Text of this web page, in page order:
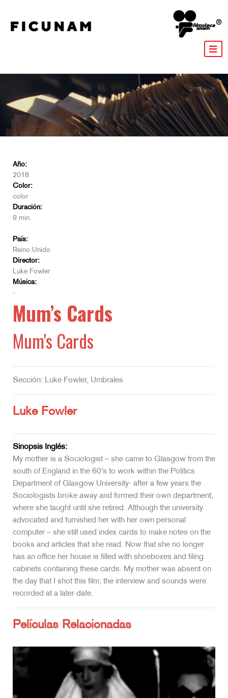
Año:
2018
Color:
color
Duración:
9 min.
País:
Reino Unido
Director:
Luke Fowler
Música:
-
Mum’s Cards
Mum's Cards
Sección: Luke Fowler, Umbrales
Luke Fowler
Sinopsis Inglés:
My mother is a Sociologist – she came to Glasgow from the
south of England in the 60’s to work within the Politics
Department of Glasgow University- after a few years the
Sociologists broke away and formed their own department,
where she taught until she retired. Although the university
advocated and furnished her with her own personal
computer – she still used index cards to make notes on the
books and articles that she read. Now that she no longer
has an office her house is filled with shoeboxes and filing
cabinets containing these cards. My mother was absent on
the day that I shot this film; the interview and sounds were
recorded at a later date.
Películas Relacionadas